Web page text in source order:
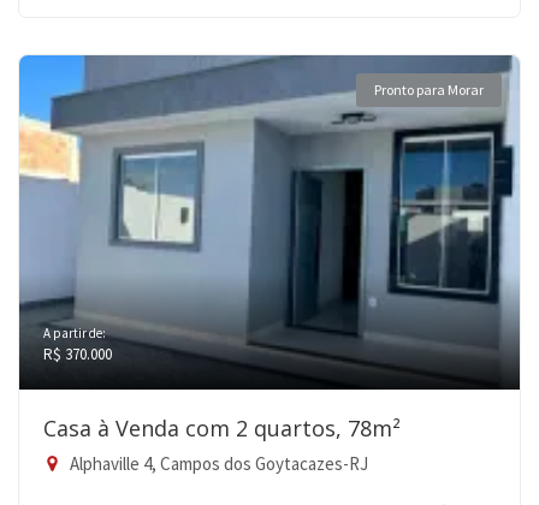
Pronto para Morar
A partir de:
R$ 370.000
Casa à Venda com 2 quartos, 78m²
Alphaville 4, Campos dos Goytacazes-RJ